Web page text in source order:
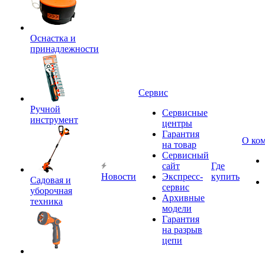
Оснастка и
принадлежности
Ручной
инструмент
Садовая и
уборочная
техника
Новости
Сервис
Сервисные
центры
Гарантия
на товар
Сервисный
сайт
Экспресс-
сервис
Архивные
модели
Гарантия
на разрыв
цепи
Где
купить
О